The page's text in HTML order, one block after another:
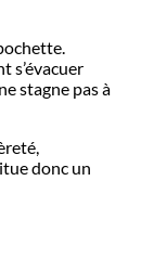
s’évacuer
stagne pas à
donc un